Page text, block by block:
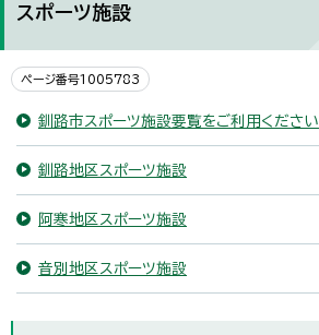
スポーツ施設
ページ番号1005783
釧路市スポーツ施設要覧をご利用ください
釧路地区スポーツ施設
阿寒地区スポーツ施設
音別地区スポーツ施設